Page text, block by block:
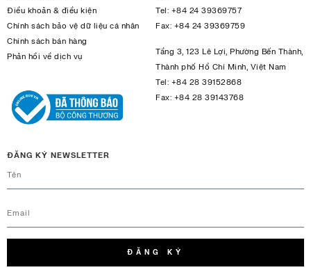
Điều khoản & điều kiện
Chính sách bảo vệ dữ liệu cá nhân
Chính sách bán hàng
Phản hồi về dịch vụ
Tel: +84 24 39369757
Fax: +84 24 39369759
Tầng 3, 123 Lê Lợi, Phường Bến Thành,
Thành phố Hồ Chí Minh, Việt Nam
Tel: +84 28 39152868
Fax: +84 28 39143768
ĐĂNG KÝ NEWSLETTER
ĐĂNG KÝ